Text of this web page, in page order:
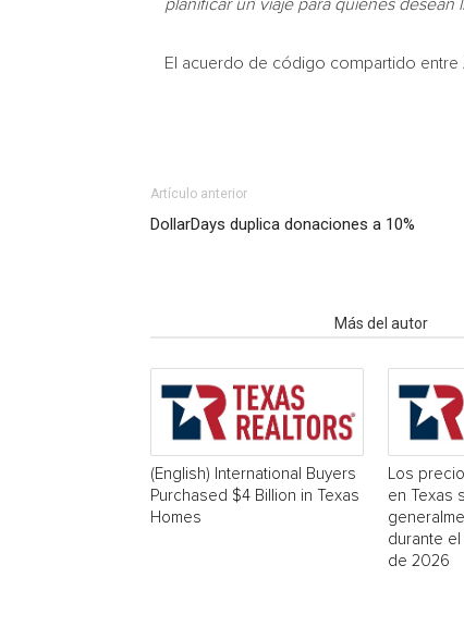
planificar un viaje para quienes desean
El acuerdo de código compartido entre
Artículo anterior
DollarDays duplica donaciones a 10%
Más del autor
(English) International Buyers
Purchased $4 Billion in Texas
Homes
Los
en Texas
durante
de 2026